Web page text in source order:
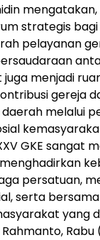
mengatakan,
strategis bagi
pelayanan
menjadi
gereja
melalui
GKE sangat
persatuan,
serta
yang
Rahmanto,